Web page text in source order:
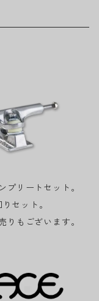
プリートセット。
セット。
りもございます。